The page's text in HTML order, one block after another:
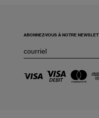
ABONNEZ-VOUS À NOTRE